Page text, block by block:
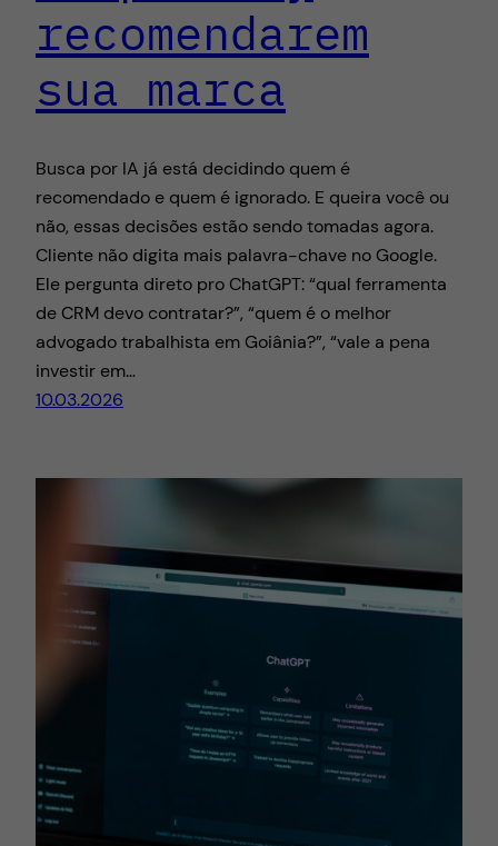
recomendarem
sua marca
Busca por IA já está decidindo quem é
recomendado e quem é ignorado. E queira você ou
não, essas decisões estão sendo tomadas agora.
Cliente não digita mais palavra-chave no Google.
Ele pergunta direto pro ChatGPT: “qual ferramenta
de CRM devo contratar?”, “quem é o melhor
advogado trabalhista em Goiânia?”, “vale a pena
investir em…
10.03.2026